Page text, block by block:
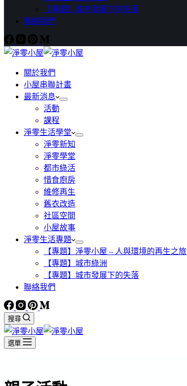
【專題】城市發展下的失落
聯絡我們
關於我們
小屋串聯計畫
最新消息
活動
課程
淨零生活學堂
淨零新知
淨零學堂
都市綠活
惜食廚房
維修再生
舊衣改造
社區空間
小屋故事
淨零生活專題
【專題】淨零小屋 – 人與環境的再生之旅
【專題】城市綠洲
【專題】城市發展下的失落
聯絡我們
搜尋
選單